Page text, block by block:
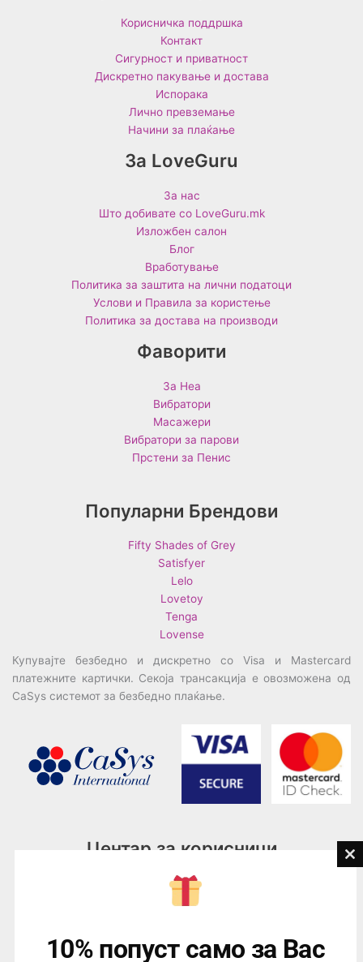
Корисничка поддршка
Контакт
Сигурност и приватност
Дискретно пакување и достава
Испорака
Лично превземање
Начини за плаќање
За LoveGuru
За нас
Што добивате со LoveGuru.mk
Изложбен салон
Блог
Вработување
Политика за заштита на лични податоци
Услови и Правила за користење
Политика за достава на производи
Фаворити
За Неа
Вибратори
Масажери
Вибратори за парови
Прстени за Пенис
Популарни Брендови
Fifty Shades of Grey
Satisfyer
Lelo
Lovetoy
Tenga
Lovense
Купувајте безбедно и дискретно со Visa и Mastercard
платежните картички. Секоја трансакција е овозможена од
CaSys системот за безбедно плаќање.
Центар за корисници
076945497; 076945498
contact@loveguru.mk
Саб – Нед: 10-18
10% попуст само за Вас